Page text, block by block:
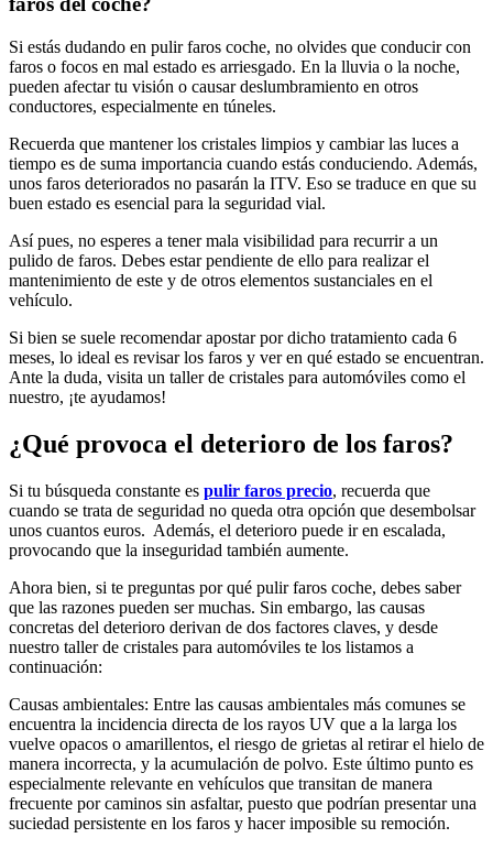
Si estás dudando en pulir faros coche, no olvides que conducir con
faros o focos en mal estado es arriesgado. En la lluvia o la noche,
pueden afectar tu visión o causar deslumbramiento en otros
conductores, especialmente en túneles.
Recuerda que mantener los cristales limpios y cambiar las luces a
tiempo es de suma importancia cuando estás conduciendo. Además,
unos faros deteriorados no pasarán la ITV. Eso se traduce en que su
buen estado es esencial para la seguridad vial.
Así pues, no esperes a tener mala visibilidad para recurrir a un
pulido de faros. Debes estar pendiente de ello para realizar el
mantenimiento de este y de otros elementos sustanciales en el
vehículo.
Si bien se suele recomendar apostar por dicho tratamiento cada 6
meses, lo ideal es revisar los faros y ver en qué estado se encuentran.
Ante la duda, visita un taller de cristales para automóviles como el
nuestro, ¡te ayudamos!
¿Qué provoca el deterioro de los faros?
Si tu búsqueda constante es pulir faros precio, recuerda que
cuando se trata de seguridad no queda otra opción que desembolsar
unos cuantos euros. Además, el deterioro puede ir en escalada,
provocando que la inseguridad también aumente.
Ahora bien, si te preguntas por qué pulir faros coche, debes saber
que las razones pueden ser muchas. Sin embargo, las causas
concretas del deterioro derivan de dos factores claves, y desde
nuestro taller de cristales para automóviles te los listamos a
continuación:
Causas ambientales: Entre las causas ambientales más comunes se
encuentra la incidencia directa de los rayos UV que a la larga los
vuelve opacos o amarillentos, el riesgo de grietas al retirar el hielo de
manera incorrecta, y la acumulación de polvo. Este último punto es
especialmente relevante en vehículos que transitan de manera
frecuente por caminos sin asfaltar, puesto que podrían presentar una
suciedad persistente en los faros y hacer imposible su remoción.